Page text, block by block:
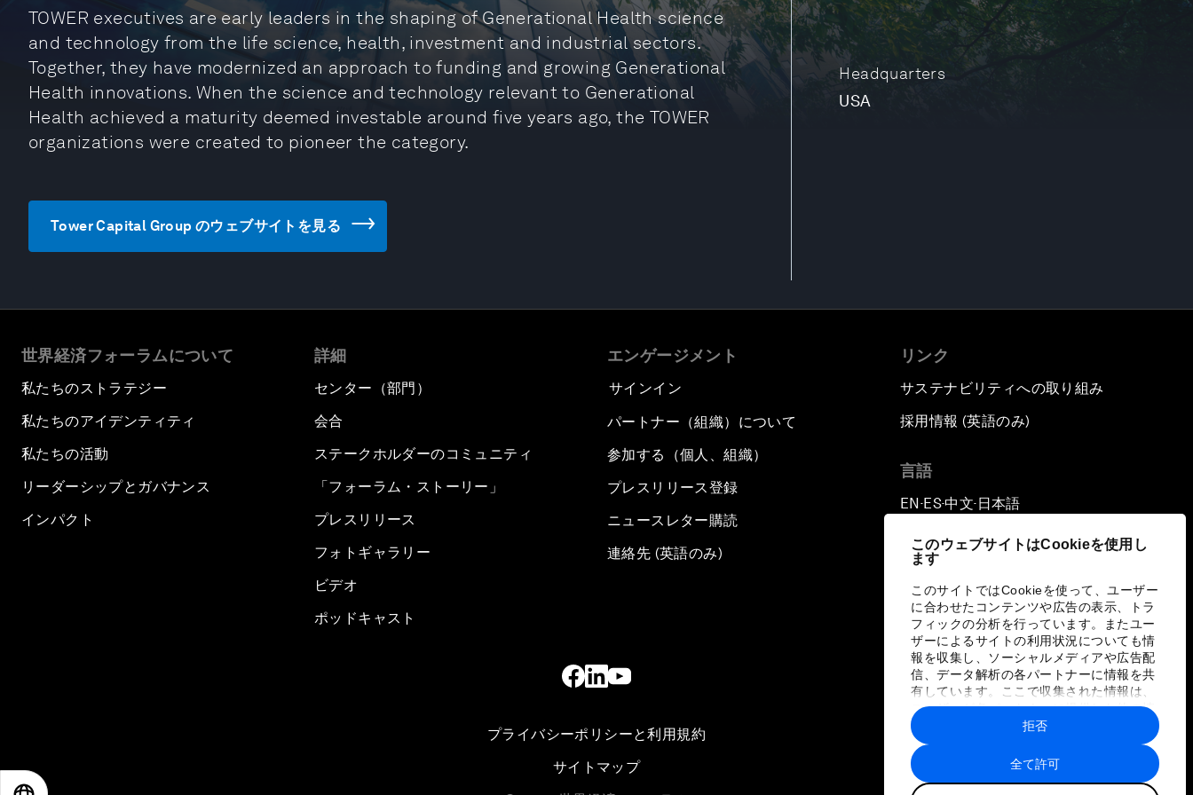
このウェブサイトはCookieを使用し
ます
このサイトではCookieを使って、ユーザー
に合わせたコンテンツや広告の表示、トラ
フィックの分析を行っています。またユー
ザーによるサイトの利用状況についても情
報を収集し、ソーシャルメディアや広告配
信、データ解析の各パートナーに情報を共
有しています。ここで収集された情報は、
ユーザーが各パートナーに提供した他の情
報や各パートナーのサービスを使用した際
に収集された情報と組み合わされ、各パー
トナーによって使用されることがありま
す。
全て許可
拒否
Headquarters
USA
TOWER executives are early leaders in the shaping of Generational Health science
and technology from the life science, health, investment and industrial sectors.
Together, they have modernized an approach to funding and growing Generational
Health innovations. When the science and technology relevant to Generational
Health achieved a maturity deemed investable around five years ago, the TOWER
organizations were created to pioneer the category.
Tower Capital Group のウェブサイトを見る
世界経済フォーラムについて
私たちのストラテジー
私たちのアイデンティティ
私たちの活動
リーダーシップとガバナンス
インパクト
詳細
センター（部門）
会合
ステークホルダーのコミュニティ
「フォーラム・ストーリー」
プレスリリース
フォトギャラリー
ビデオ
ポッドキャスト
エンゲージメント
サインイン
パートナー（組織）について
参加する（個人、組織）
プレスリリース登録
ニュースレター購読
連絡先 (英語のみ)
リンク
サステナビリティへの取り組み
採用情報 (英語のみ)
言語
EN ▪ES▪中文▪ 日本語
プライバシーポリシーと利用規約
サイトマップ